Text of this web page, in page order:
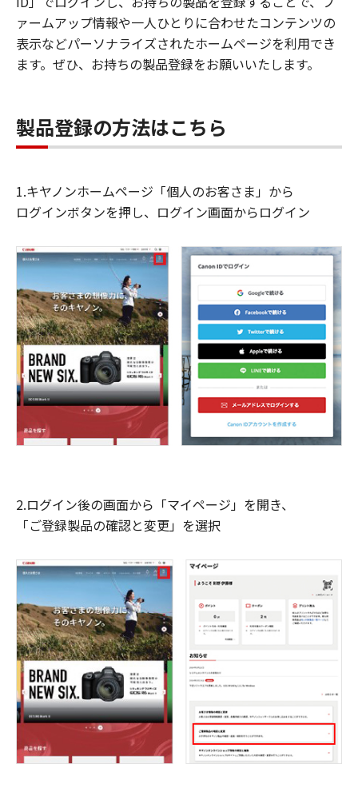
ァームアップ情報や一人ひとりに合わせたコンテンツの
表示などパーソナライズされたホームページを利用でき
ます。ぜひ、お持ちの製品登録をお願いいたします。
製品登録の方法はこちら
1.キヤノンホームページ「個人のお客さま」から
ログインボタンを押し、ログイン画面からログイン
2.ログイン後の画面から「マイページ」を開き、
「ご登録製品の確認と変更」を選択